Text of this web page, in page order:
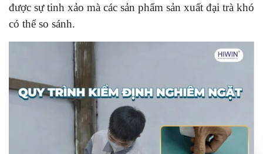
được sự tinh xảo mà các sản phẩm sản xuất đại trà khó
có thể so sánh.